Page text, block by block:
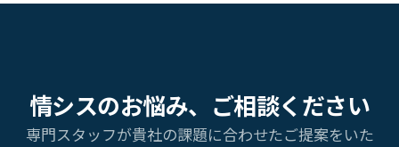
情シスのお悩み、ご相談ください
専門スタッフが貴社の課題に合わせたご提案をいた